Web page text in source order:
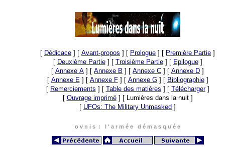
[ Dédicace ] [ Avant-propos ] [ Prologue ] [ Première Partie ]
[ Deuxième Partie] [ Troisième Partie] [ Epilogue]
[ Annexe A ] [ Annexe B ] [ Annexe C ] [ Annexe D ]
[ Annexe E] [ Annexe F] [ Annexe G] [ Bibliographie]
[ Remerciements ] [ Table des matières ] [ Télécharger]
[ Ouvrage imprimé] [ Lumières dans la nuit ]
[ UFOs: The Military Unmasked ]
o v n i s : l ' a r m é e d é m a s q u é e